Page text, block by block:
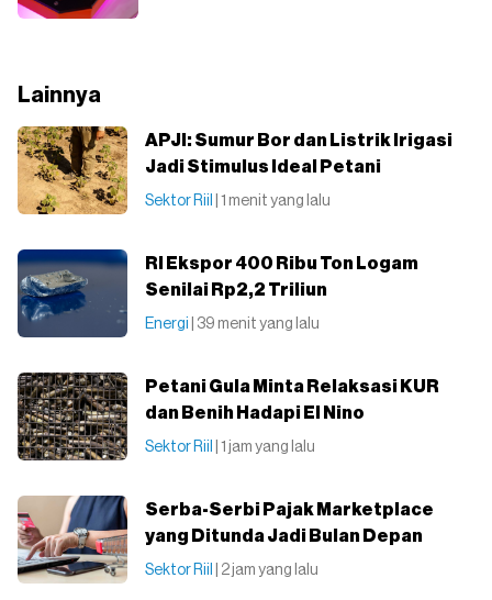
Lainnya
APJI: Sumur Bor dan Listrik Irigasi
Jadi Stimulus Ideal Petani
Sektor Riil | 1 menit yang lalu
RI Ekspor 400 Ribu Ton Logam
Senilai Rp2,2 Triliun
Energi | 39 menit yang lalu
Petani Gula Minta Relaksasi KUR
dan Benih Hadapi El Nino
Sektor Riil | 1 jam yang lalu
Serba-Serbi Pajak Marketplace
yang Ditunda Jadi Bulan Depan
Sektor Riil | 2 jam yang lalu